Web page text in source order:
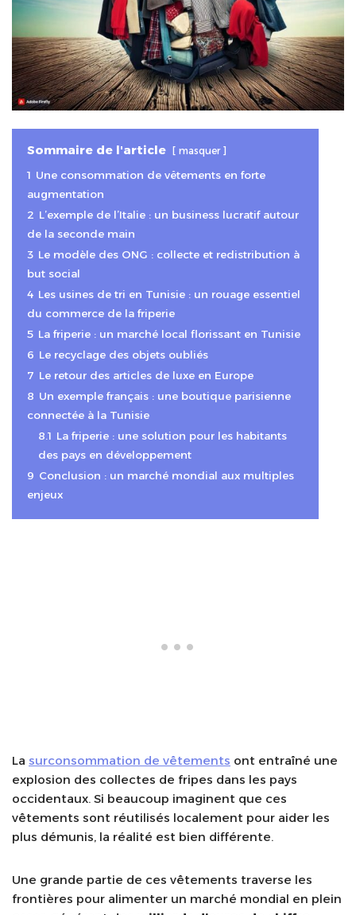
Sommaire de l'article masquer
1 Une consommation de vêtements en forte
augmentation
2 L’exemple de l’Italie : un business lucratif autour
de la seconde main
3 Le modèle des ONG : collecte et redistribution à
but social
4 Les usines de tri en Tunisie : un rouage essentiel
du commerce de la friperie
5 La friperie : un marché local florissant en Tunisie
6 Le recyclage des objets oubliés
7 Le retour des articles de luxe en Europe
8 Un exemple français : une boutique parisienne
connectée à la Tunisie
8.1 La friperie : une solution pour les habitants
des pays en développement
9 Conclusion : un marché mondial aux multiples
enjeux
La surconsommation de vêtements ont entraîné une
explosion des collectes de fripes dans les pays
occidentaux. Si beaucoup imaginent que ces
vêtements sont réutilisés localement pour aider les
plus démunis, la réalité est bien différente.
Une grande partie de ces vêtements traverse les
frontières pour alimenter un marché mondial en plein